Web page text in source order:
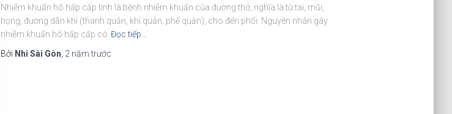
Nhiễm khuẩn hô hấp cấp tính là bệnh nhiễm khuẩn của đường thở, nghĩa là từ tai, mũi,
họng, đường dẫn khí (thanh quản, khí quản, phế quản), cho đến phổi. Nguyên nhân gây
nhiễm khuẩn hô hấp cấp có Đọc tiếp…
Bởi Nhi Sài Gòn 2 nămtrước